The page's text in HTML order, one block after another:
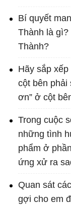
Bí quyết
Thành là
Thành?
Hãy sắp
cột bên phải
ơn” ở cột
Trong cuộc
những tình
phẩm ở
ứng xử ra
Quan sát
gợi cho em